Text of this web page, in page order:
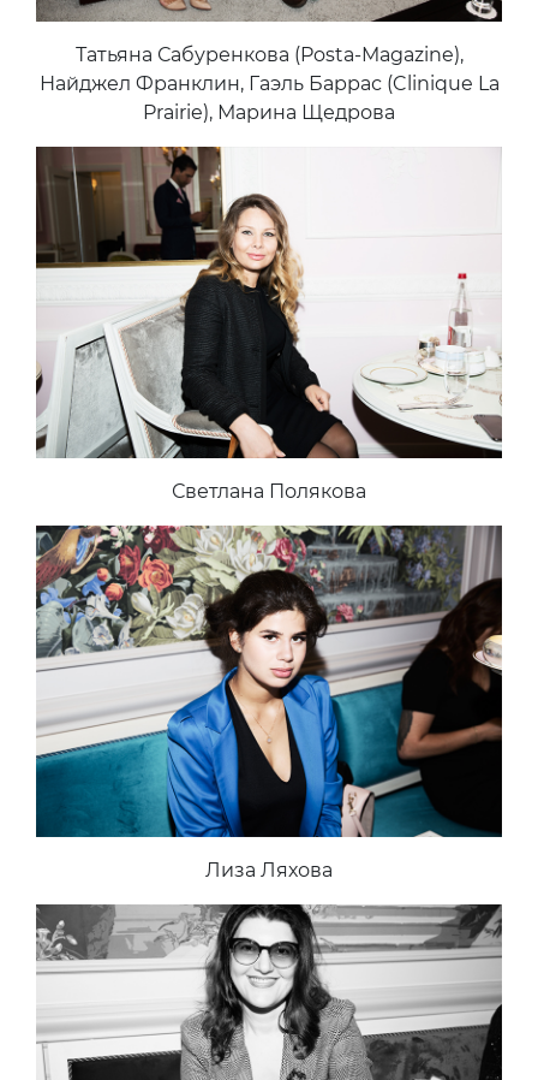
Татьяна Сабуренкова (Posta-Magazine),
Найджел Франклин, Гаэль Баррас (Clinique La
Prairie), Марина Щедрова
Светлана Полякова
Лиза Ляхова